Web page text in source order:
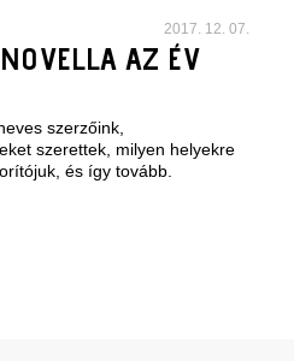
2017. 12. 07.
AZ ÉV
szerzőink,
szerettek, milyen helyekre
és így tovább.